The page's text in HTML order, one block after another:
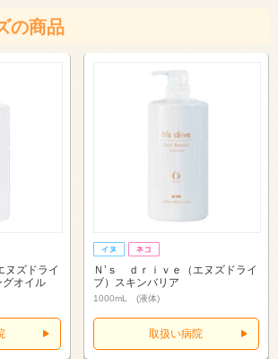
の商品
ヌズドライ
グオイル
Ｎ’ｓ ｄｒｉｖｅ（エヌズドライ
ブ）スキンバリア
1000mL (液体)
取扱い病院